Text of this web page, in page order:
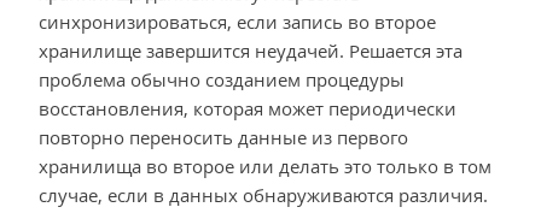
синхронизироваться, если запись во второе
хранилище завершится неудачей. Решается эта
проблема обычно созданием процедуры
восстановления, которая может периодически
повторно переносить данные из первого
хранилища во второе или делать это только в том
случае, если в данных обнаруживаются различия.